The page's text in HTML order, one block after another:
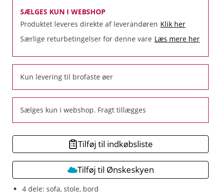
4 dele: sofa, stole, bord
SÆLGES KUN I WEBSHOP
Produktet leveres direkte af leverandøren Klik her
Særlige returbetingelser for denne vare Læs mere her
Kun levering til brofaste øer
Sælges kun i webshop. Fragt tillægges
Tilføj til indkøbsliste
Tilføj til Ønskeskyen